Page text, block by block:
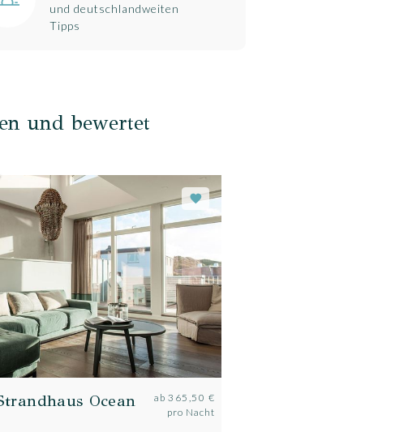
und deutschlandweiten
Tipps
und bewertet
Ocean ab 365,50 €
pro Nacht